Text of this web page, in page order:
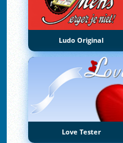
Ludo Original
Love Tester